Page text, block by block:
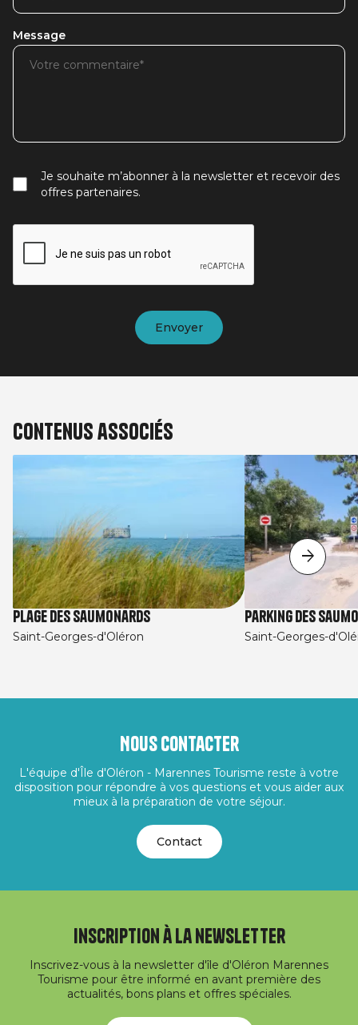
Message
Je souhaite m’abonner à la newsletter et recevoir des
offres partenaires.
Contenus associés
Plage des Saumonards
Saint-Georges-d'Oléron
Parking des
Saint-Georges-
Nous contacter
L'équipe d'Île d'Oléron - Marennes Tourisme reste à votre
disposition pour répondre à vos questions et vous aider aux
mieux à la préparation de votre séjour.
Contact
Inscription à la newsletter
Inscrivez-vous à la newsletter d'île d'Oléron Marennes
Tourisme pour être informé en avant première des
actualités, bons plans et offres spéciales.